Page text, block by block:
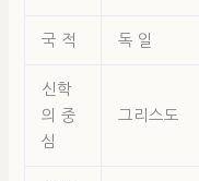
국 적 독 일
신학
의 중
심
그리스도